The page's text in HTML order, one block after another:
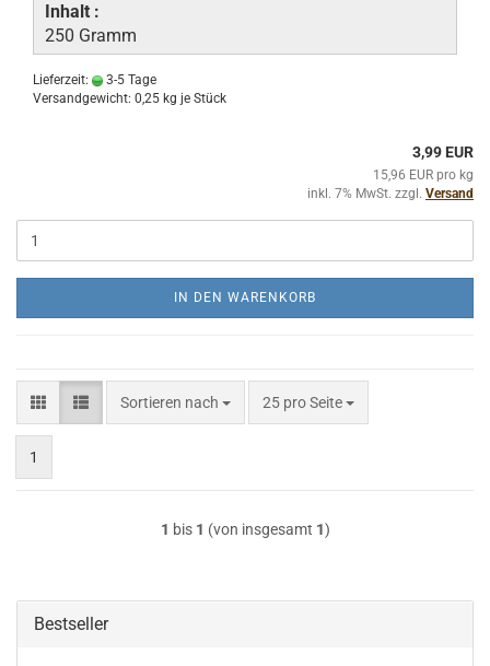
Inhalt :
250 Gramm
Lieferzeit:
3-5 Tage
Versandgewicht: 0,25 kg je Stück
3,99 EUR
15,96 EUR pro kg
inkl. 7% MwSt. zzgl. Versand
IN DEN WARENKORB
Sortieren nach
Sortieren nach 25 pro Seite
pro Seite
1
1 bis 1 (von insgesamt 1)
Bestseller